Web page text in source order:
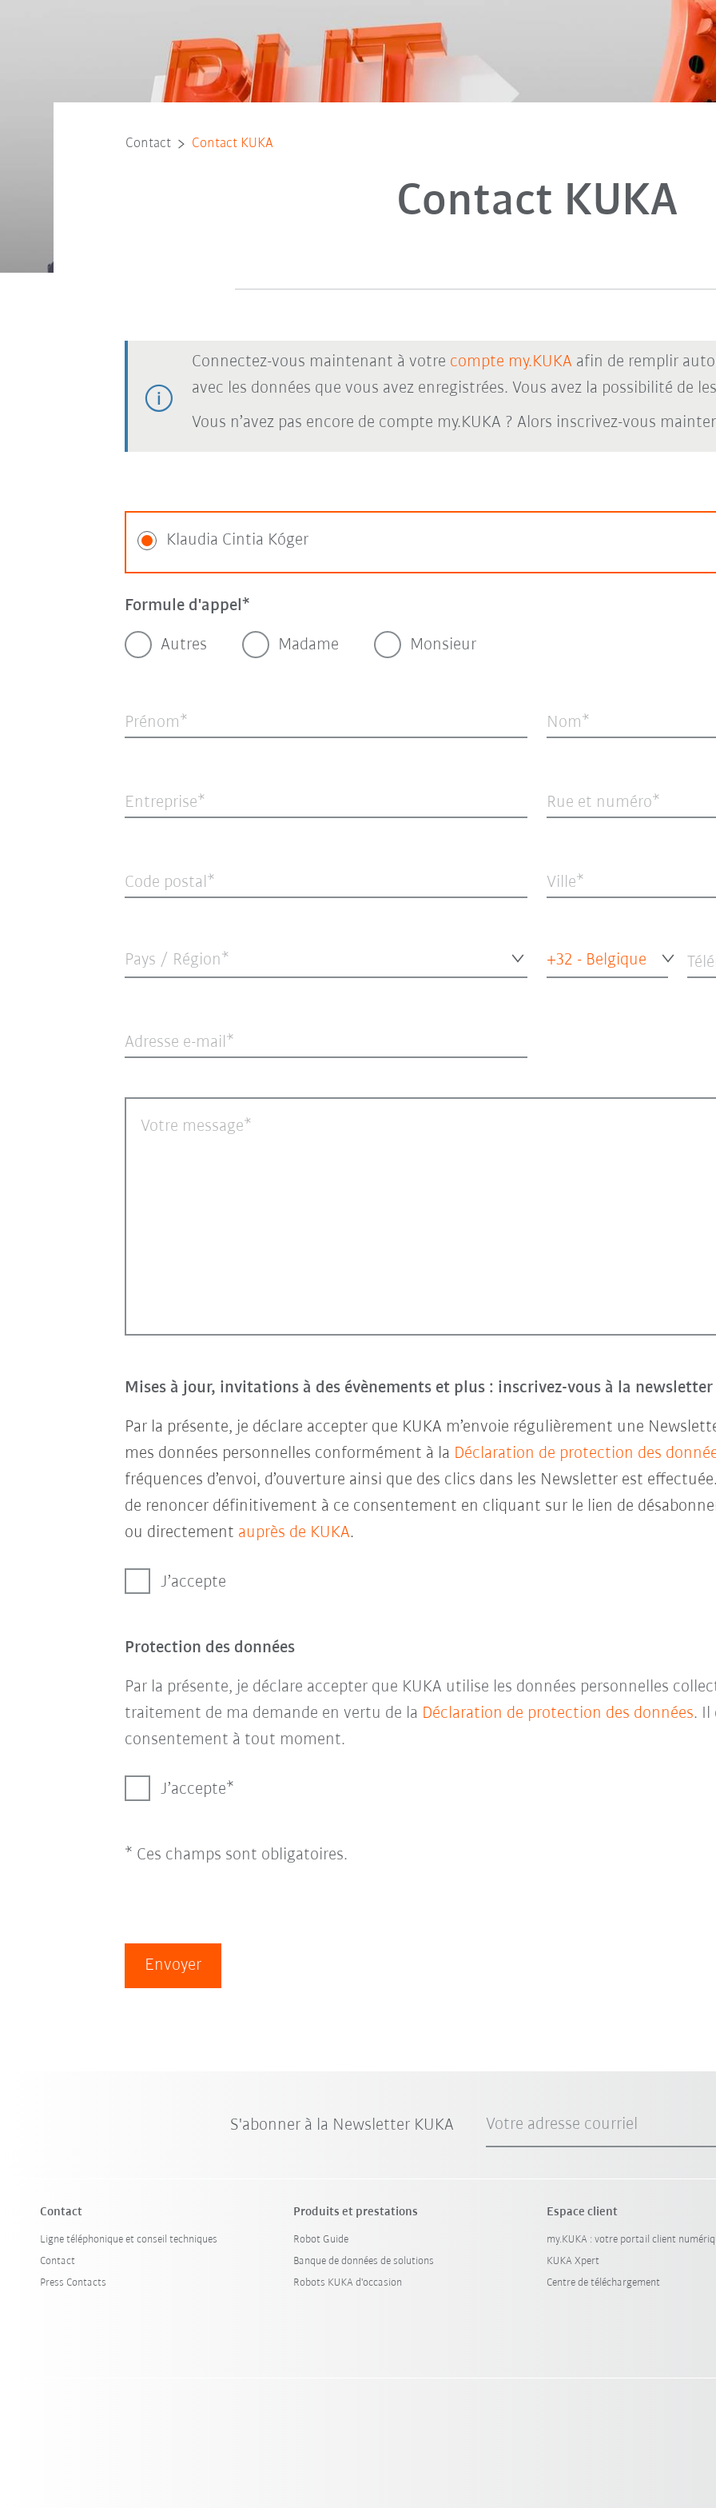
Contact Contact KUKA
Contact KUKA
Connectez-vous maintenant à votre compte my.KUKA afin de remplir
avec les données que vous avez enregistrées. Vous avez la possibilité de
Vous n’avez pas encore de compte my.KUKA ? Alors inscrivez-vous
Klaudia Cintia Kóger
Formule d'appel
Autres Madame Monsieur
Prénom Nom
Entreprise Rue et numéro
Code postal Ville
Pays / Région* +32 - Belgique
Adresse e-mail
Votre message
Mises à jour, invitations à des évènements et plus : inscrivez-vous à la newsletter
Par la présente, je déclare accepter que KUKA m’envoie régulièrement une
mes données personnelles conformément à la Déclaration de protection des
fréquences d’envoi, d’ouverture ainsi que des clics dans les Newsletter est
de renoncer définitivement à ce consentement en cliquant sur le lien de
ou directement auprès de KUKA.
J’accepte
Protection des données
Par la présente, je déclare accepter que KUKA utilise les données personnelles
traitement de ma demande en vertu de la Déclaration de protection des données. Il
consentement à tout moment.
J’accepte
* Ces champs sont obligatoires.
Envoyer
S'abonner à la Newsletter KUKA Votre adresse courriel
Contact
Ligne téléphonique et conseil techniques
Contact
Press Contacts
Produits et prestations
Robot Guide
Banque de données de solutions
Robots KUKA d'occasion
Espace client
my.KUKA : votre portail client
KUKA Xpert
Centre de téléchargement